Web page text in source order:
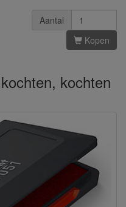
Aantal
Kopen
kochten